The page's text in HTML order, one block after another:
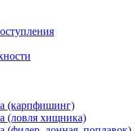
(карпфишинг)
(ловля хищника)